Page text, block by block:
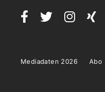
Mediadaten 2026 Abo